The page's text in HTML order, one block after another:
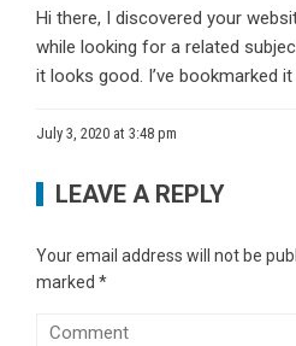
Hi there, I discovered your
while looking for a related
it looks good. I’ve bookmarked
July 3, 2020 at 3:48 pm
LEAVE A REPLY
Your email address will not be
marked *